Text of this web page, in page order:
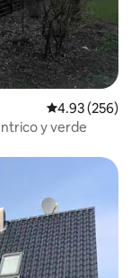
Calificación
4.93 (256)
y verde